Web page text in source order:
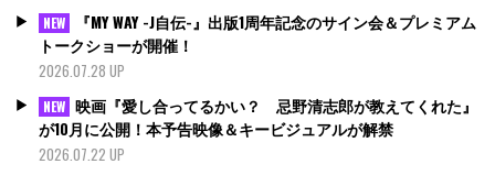
NEW
『MY WAY -J自伝-』出版1周年記念のサイン会＆プレミアム
トークショーが開催！
2026.07.28 UP
NEW 映画『愛し合ってるかい？ 忌野清志郎が教えてくれた』
が10月に公開！本予告映像＆キービジュアルが解禁
2026.07.22 UP